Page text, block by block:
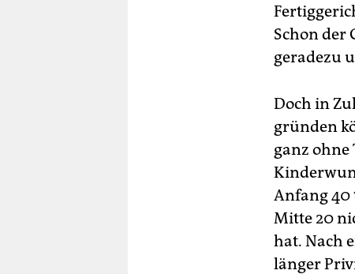
Schon der
geradezu
Doch in
gründen
ganz ohne
Anfang 40
Mitte 20
hat. Nach
länger